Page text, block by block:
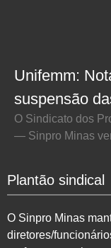
Unifemm:
suspensão
O Sindicato dos
— Sinpro Minas
Plantão sindical
O Sinpro Minas
diretores/